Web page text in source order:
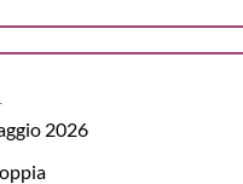
2026